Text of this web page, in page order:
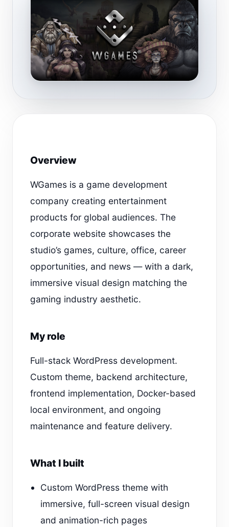
Overview
WGames is a game development
company creating entertainment
products for global audiences. The
corporate website showcases the
studio’s games, culture, office, career
opportunities, and news — with a dark,
immersive visual design matching the
gaming industry aesthetic.
My role
Full-stack WordPress development.
Custom theme, backend architecture,
frontend implementation, Docker-based
local environment, and ongoing
maintenance and feature delivery.
What I built
Custom WordPress theme with
immersive, full-screen visual design
and animation-rich pages